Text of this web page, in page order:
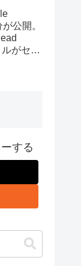
公開。
がセッ
する